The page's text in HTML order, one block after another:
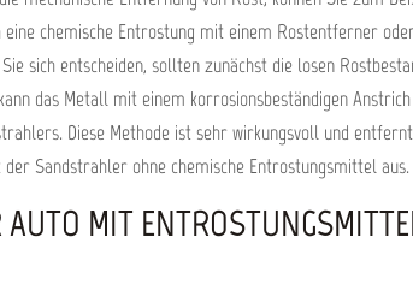
chemische Entrostung mit einem Rostentferner
sich entscheiden, sollten zunächst die losen
das Metall mit einem korrosionsbeständigen
Diese Methode ist sehr wirkungsvoll und
Sandstrahler ohne chemische Entrostungsmittel aus.
MIT